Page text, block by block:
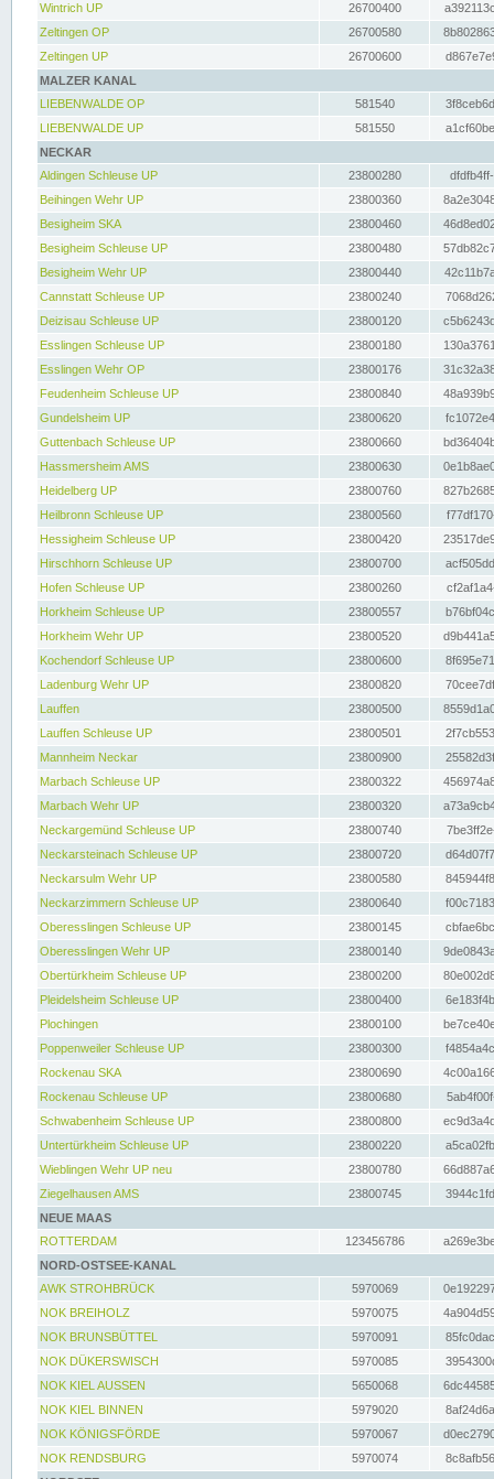
Wintrich UP
26700400
Zeltingen OP
26700580
Zeltingen UP
26700600
MALZER KANAL
LIEBENWALDE OP
581540
LIEBENWALDE UP
581550
NECKAR
Aldingen Schleuse UP
23800280
Beihingen Wehr UP
23800360
Besigheim SKA
23800460
Besigheim Schleuse UP
23800480
Besigheim Wehr UP
23800440
Cannstatt Schleuse UP
23800240
Deizisau Schleuse UP
23800120
Esslingen Schleuse UP
23800180
Esslingen Wehr OP
23800176
Feudenheim Schleuse UP
23800840
Gundelsheim UP
23800620
Guttenbach Schleuse UP
23800660
Hassmersheim AMS
23800630
Heidelberg UP
23800760
Heilbronn Schleuse UP
23800560
Hessigheim Schleuse UP
23800420
Hirschhorn Schleuse UP
23800700
Hofen Schleuse UP
23800260
Horkheim Schleuse UP
23800557
Horkheim Wehr UP
23800520
Kochendorf Schleuse UP
23800600
Ladenburg Wehr UP
23800820
Lauffen
23800500
Lauffen Schleuse UP
23800501
Mannheim Neckar
23800900
Marbach Schleuse UP
23800322
Marbach Wehr UP
23800320
Neckargemünd Schleuse UP
23800740
Neckarsteinach Schleuse UP
23800720
Neckarsulm Wehr UP
23800580
Neckarzimmern Schleuse UP
23800640
Oberesslingen Schleuse UP
23800145
Oberesslingen Wehr UP
23800140
Obertürkheim Schleuse UP
23800200
Pleidelsheim Schleuse UP
23800400
Plochingen
23800100
Poppenweiler Schleuse UP
23800300
Rockenau SKA
23800690
Rockenau Schleuse UP
23800680
Schwabenheim Schleuse UP
23800800
Untertürkheim Schleuse UP
23800220
Wieblingen Wehr UP neu
23800780
Ziegelhausen AMS
23800745
NEUE MAAS
ROTTERDAM
123456786
NORD-OSTSEE-KANAL
AWK STROHBRÜCK
5970069
NOK BREIHOLZ
5970075
NOK BRUNSBÜTTEL
5970091
NOK DÜKERSWISCH
5970085
NOK KIEL AUSSEN
5650068
NOK KIEL BINNEN
5979020
NOK KÖNIGSFÖRDE
5970067
NOK RENDSBURG
5970074